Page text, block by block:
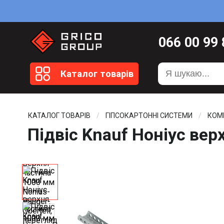
Каталог товарів
066 00 99
099 20 51
099 20 59
КАТАЛОГ ТОВАРІВ ГІПСОКАРТОННІ СИСТЕМИ
Підвіс Knauf Ноніус